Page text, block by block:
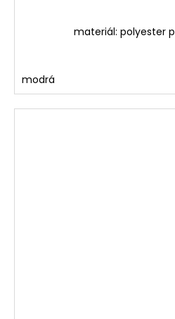
materiál: polyester
modrá